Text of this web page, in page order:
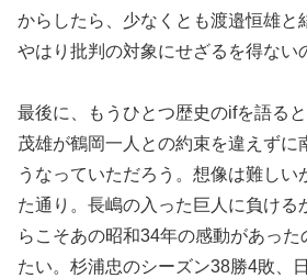
からしたら、少なくとも渡邉恒雄と
やはり批判の対象にせざるを得ない
最後に、もうひとつ歴史のifを語る
茂雄が鶴岡一人との約束を違えずに
うなっていただろう。想像は難しい
た通り。長嶋の入った巨人に負ける
らこそあの昭和34年の感動があった
たい。杉浦忠のシーズン38勝4敗、